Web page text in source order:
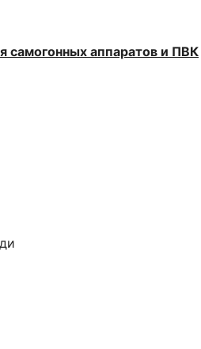
самогонных аппаратов и ПВК